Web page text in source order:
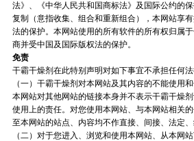
法》、《中华人民共和国商标法》及国际公约的
复制（意指收集、组合和重新组合），本网站享
法的保护。本网站使用的所有软件的所有权归属
商并受中国及国际版权法的保护。
免责
干霸干燥剂在此特别声明对如下事宜不承担任何法
（一）干霸干燥剂对本网站及其内容的不能使用
本网站对其他网站的链接本身并不表示干霸干燥
使用上的责任。对您使用本网站、与本网站相关
至本网站的站点、内容均不作直接、间接、法定、
（二）对于您进入、浏览和使用本网站、从本网